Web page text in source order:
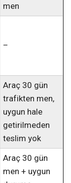
men
–
Araç 30 gün
trafikten men,
uygun hale
getirilmeden
teslim yok
Araç 30 gün
men + uygun